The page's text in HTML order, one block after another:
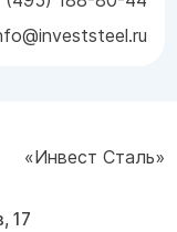
«Инвест Сталь»
17